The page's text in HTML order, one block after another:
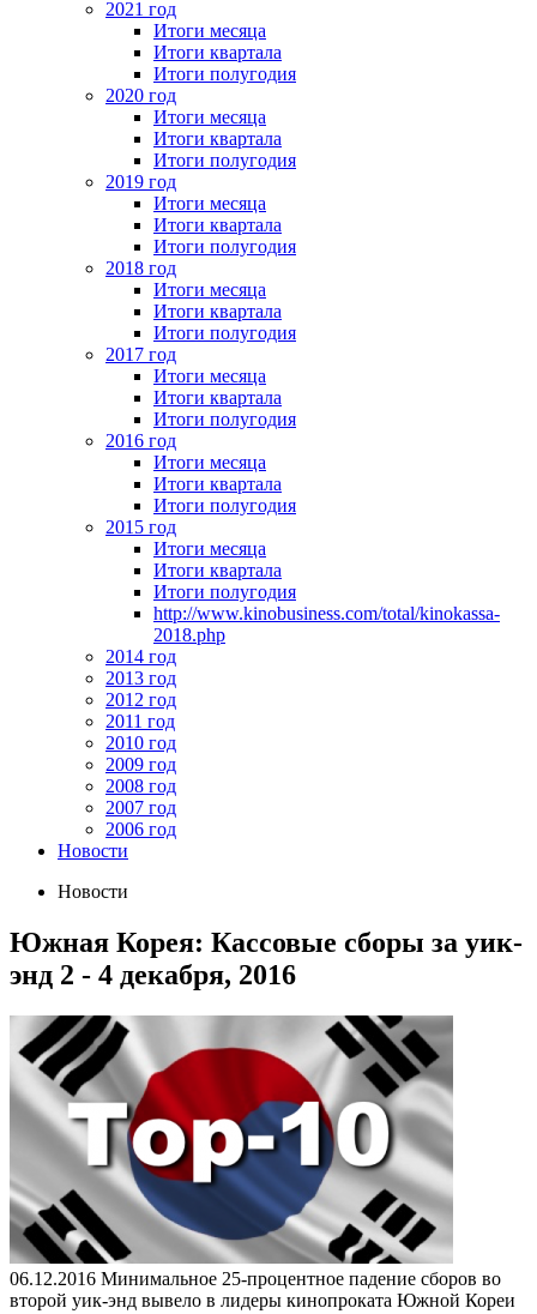
2021 год
Итоги месяца
Итоги квартала
Итоги полугодия
2020 год
Итоги месяца
Итоги квартала
Итоги полугодия
2019 год
Итоги месяца
Итоги квартала
Итоги полугодия
2018 год
Итоги месяца
Итоги квартала
Итоги полугодия
2017 год
Итоги месяца
Итоги квартала
Итоги полугодия
2016 год
Итоги месяца
Итоги квартала
Итоги полугодия
2015 год
Итоги месяца
Итоги квартала
Итоги полугодия
http://www.kinobusiness.com/total/kinokassa-
2018.php
2014 год
2013 год
2012 год
2011 год
2010 год
2009 год
2008 год
2007 год
2006 год
Новости
Новости
Южная Корея: Кассовые сборы за уик-
энд 2 - 4 декабря, 2016
06.12.2016 Минимальное 25-процентное падение сборов во
второй уик-энд вывело в лидеры кинопроката Южной Кореи